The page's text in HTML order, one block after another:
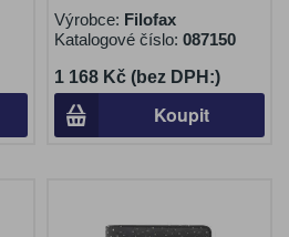
Výrobce: Filofax
Katalogové číslo: 087150
1 168 Kč (bez DPH:)
Koupit